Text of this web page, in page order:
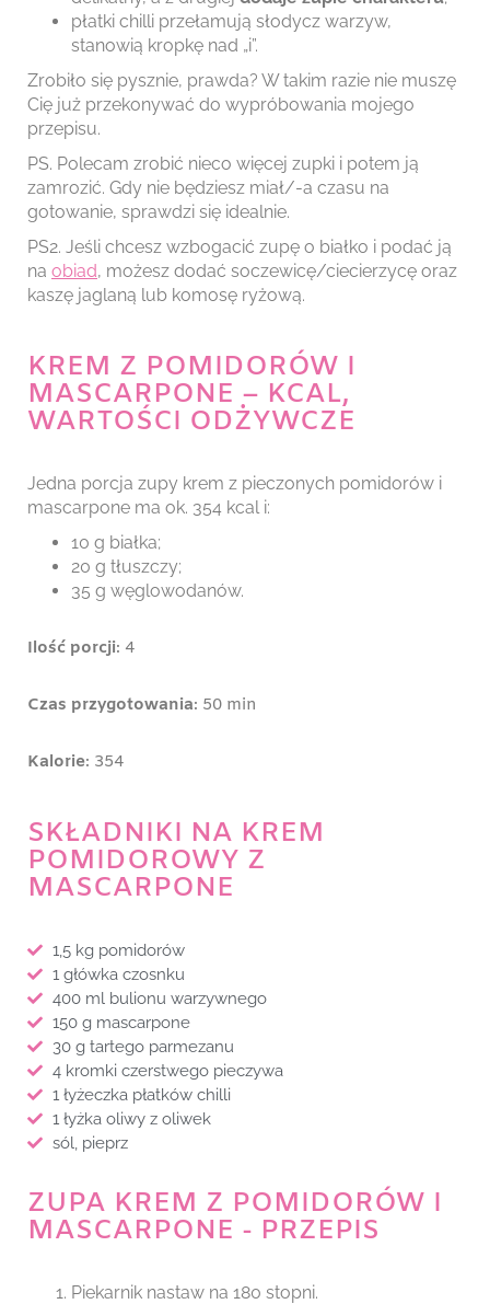
płatki chilli przełamują słodycz warzyw,
stanowią kropkę nad „i”.
Zrobiło się pysznie, prawda? W takim razie nie muszę
Cię już przekonywać do wypróbowania mojego
przepisu.
PS. Polecam zrobić nieco więcej zupki i potem ją
zamrozić. Gdy nie będziesz miał/-a czasu na
gotowanie, sprawdzi się idealnie.
PS2. Jeśli chcesz wzbogacić zupę o białko i podać ją
na obiad, możesz dodać soczewicę/ciecierzycę oraz
kaszę jaglaną lub komosę ryżową.
KREM Z POMIDORÓW I
MASCARPONE – KCAL,
WARTOŚCI ODŻYWCZE
Jedna porcja zupy krem z pieczonych pomidorów i
mascarpone ma ok. 354 kcal i:
10 g białka;
20 g tłuszczy;
35 g węglowodanów.
Ilość porcji: 4
Czas przygotowania: 50 min
Kalorie: 354
SKŁADNIKI NA KREM
POMIDOROWY Z
MASCARPONE
1,5 kg pomidorów
1 główka czosnku
400 ml bulionu warzywnego
150 g mascarpone
30 g tartego parmezanu
4 kromki czerstwego pieczywa
1 łyżeczka płatków chilli
1 łyżka oliwy z oliwek
sól, pieprz
ZUPA KREM Z POMIDORÓW I
MASCARPONE - PRZEPIS
Piekarnik nastaw na 180 stopni.